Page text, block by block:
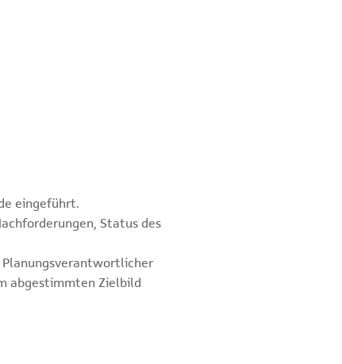
eingeführt.
Status des
Planungsverantwortlicher
abgestimmten Zielbild